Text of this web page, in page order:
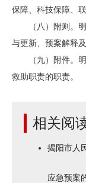
保障、科技保障、
（八）附则。明
与更新、预案解释
（九）附件。明
救助职责的职责。
相关阅
揭阳市人
应急预案